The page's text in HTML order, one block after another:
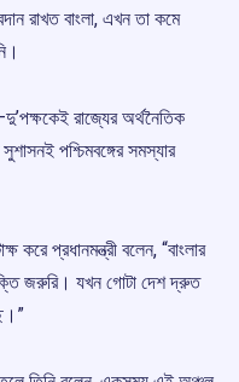
রাখত বাংলা, এখন তা কমে
রাজ্যের অর্থনৈতিক
পশ্চিমবঙ্গের সমস্যার
করে প্রধানমন্ত্রী বলেন, “বাংলার
জরুরি। যখন গোটা দেশ দ্রুত